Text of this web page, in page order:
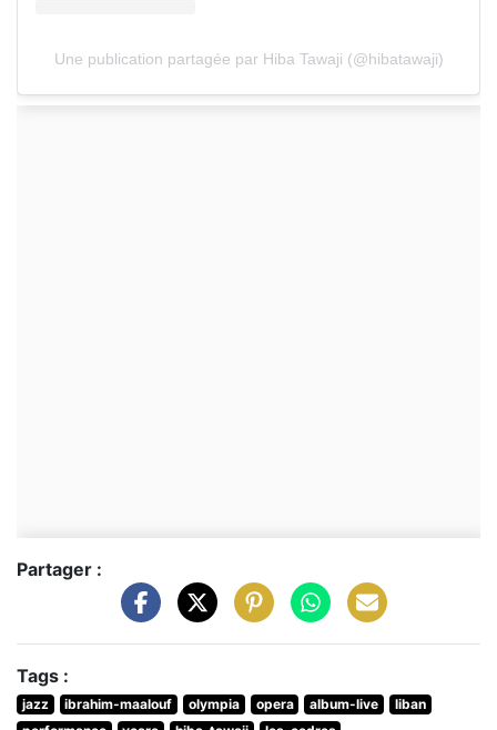
Une publication partagée par Hiba Tawaji (@hibatawaji)
Partager :
Tags :
jazz ibrahim-maalouf olympia opera album-live
liban